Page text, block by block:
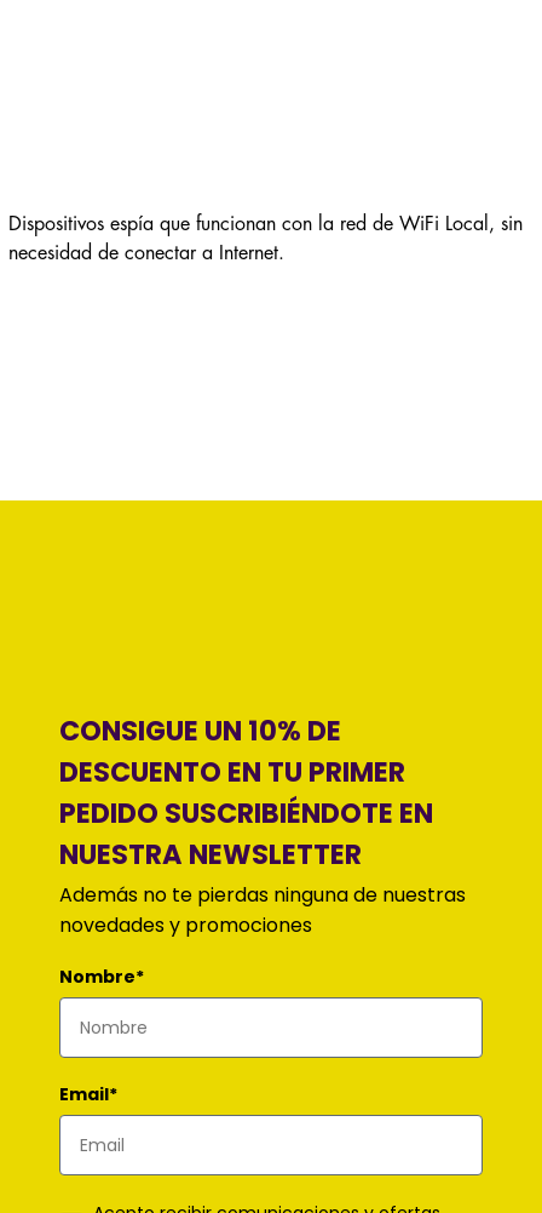
Dispositivos espía que funcionan con la red de WiFi Local, sin
necesidad de conectar a Internet.
CONSIGUE UN 10% DE
DESCUENTO EN TU PRIMER
PEDIDO SUSCRIBIÉNDOTE EN
NUESTRA NEWSLETTER
Además no te pierdas ninguna de nuestras
novedades y promociones
Nombre*
Email*